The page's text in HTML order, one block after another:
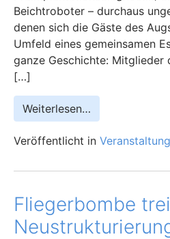
Beichtroboter – durchaus
denen sich die Gäste des
Umfeld eines gemeinsamen
ganze Geschichte: Mitglieder
[…]
Weiterlesen…
Veröffentlicht in
Fliegerbombe